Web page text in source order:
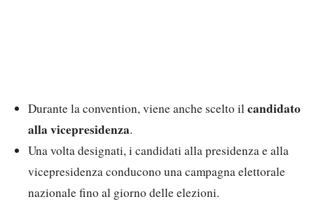
Durante la convention, viene anche scelto ilcandidato
alla vicepresidenza.
Una volta designati, i candidati alla presidenza e alla
vicepresidenza conducono una campagna elettorale
nazionale fino al giorno delle elezioni.